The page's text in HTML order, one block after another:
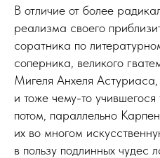
В отличие от более
реализма своего
соратника по
соперника, великого
Мигеля Анхеля
и тоже чему-то
потом, параллельно
их во многом
в пользу подлинных чудес